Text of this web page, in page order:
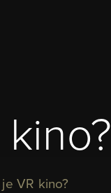
VR kino?